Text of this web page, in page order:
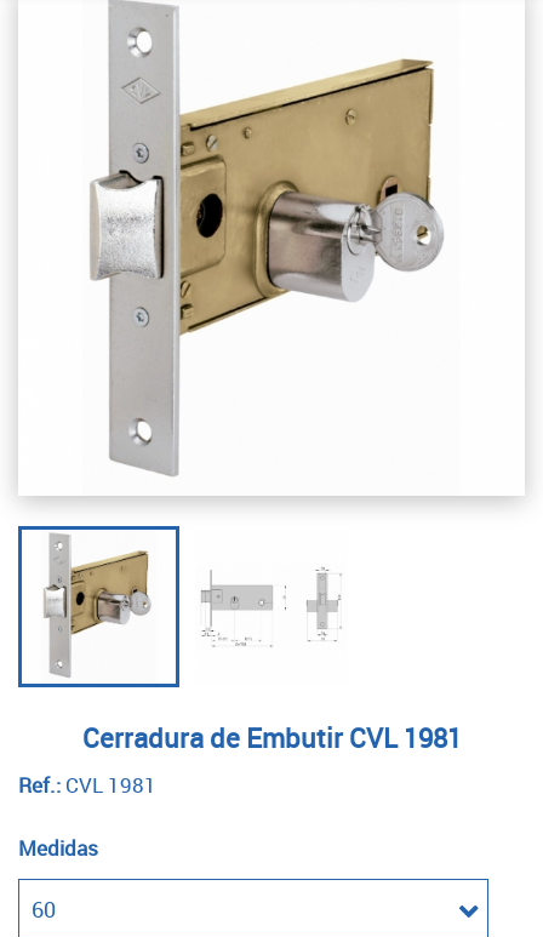
Cerradura de Embutir CVL 1981
Ref.: CVL 1981
Medidas